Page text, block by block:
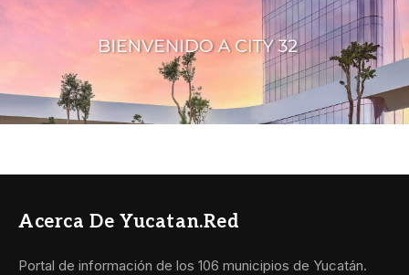
Acerca De Yucatan.red
Portal de información de los 106 municipios de Yucatán.